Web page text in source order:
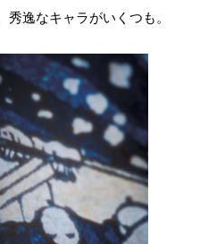
逸なキャラがいくつも。